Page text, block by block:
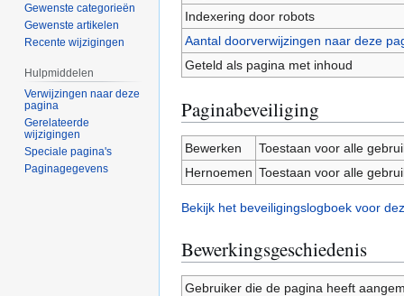
Indexering door robots
Aantal doorverwijzingen naar deze
Geteld als pagina met inhoud
Paginabeveiliging
Bewerken
Toestaan voor alle
Hernoemen Toestaan voor alle
Bekijk het beveiligingslogboek voor
Bewerkingsgeschiedenis
Gebruiker die de pagina heeft
Gewenste categorieën
Gewenste artikelen
Recente wijzigingen
Hulpmiddelen
Verwijzingen naar deze
pagina
Gerelateerde
wijzigingen
Speciale pagina's
Paginagegevens